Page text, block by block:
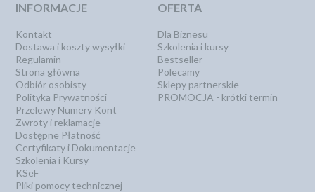
INFORMACJE
Kontakt
Dostawa i koszty wysyłki
Regulamin
Strona główna
Odbiór osobisty
Polityka Prywatności
Przelewy Numery Kont
Zwroty i reklamacje
Dostępne Płatność
Certyfikaty i Dokumentacje
Szkolenia i Kursy
KSeF
Pliki pomocy technicznej
OFERTA
Dla Biznesu
Szkolenia i kursy
Bestseller
Polecamy
Sklepy partnerskie
PROMOCJA - krótki termin